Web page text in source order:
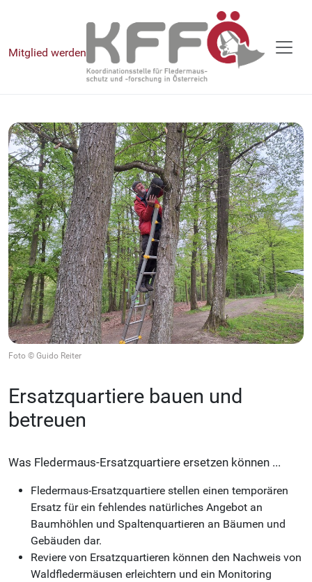
Mitglied werden
Foto © Guido Reiter
Ersatzquartiere bauen und
betreuen
Was Fledermaus-Ersatzquartiere ersetzen können ...
Fledermaus-Ersatzquartiere stellen einen temporären
Ersatz für ein fehlendes natürliches Angebot an
Baumhöhlen und Spaltenquartieren an Bäumen und
Gebäuden dar.
Reviere von Ersatzquartieren können den Nachweis von
Waldfledermäusen erleichtern und ein Monitoring